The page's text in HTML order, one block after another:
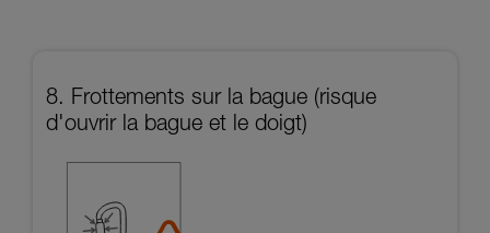
8. Frottements sur la bague (risque
d'ouvrir la bague et le doigt)